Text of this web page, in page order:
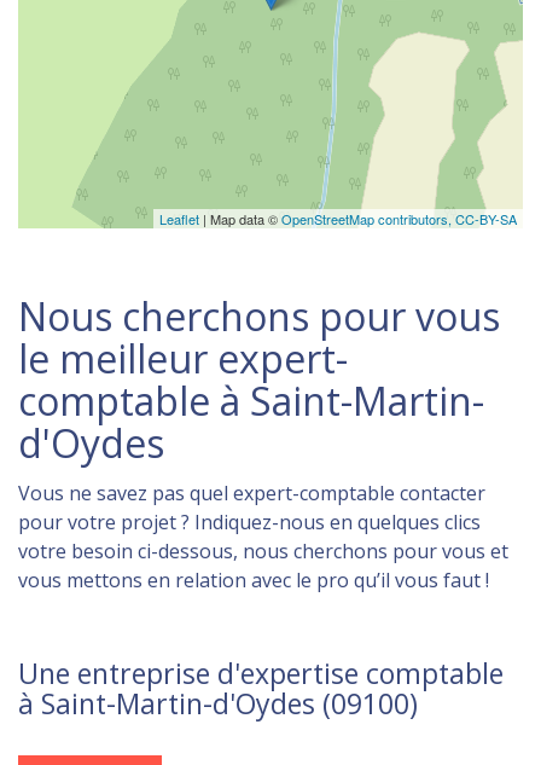
Leaflet | Map data ©OpenStreetMap contributors, CC-BY-SA
Nous cherchons pour vous
le meilleur expert-
comptable à Saint-Martin-
d'Oydes
Vous ne savez pas quel expert-comptable contacter
pour votre projet ? Indiquez-nous en quelques clics
votre besoin ci-dessous, nous cherchons pour vous et
vous mettons en relation avec le pro qu’il vous faut !
Une entreprise d'expertise comptable
à Saint-Martin-d'Oydes (09100)